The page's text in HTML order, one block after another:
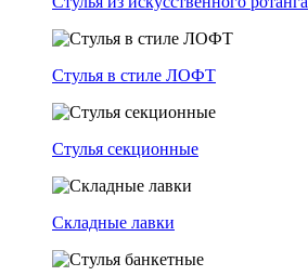
Стулья в стиле ЛОФТ
Стулья секционные
Складные лавки